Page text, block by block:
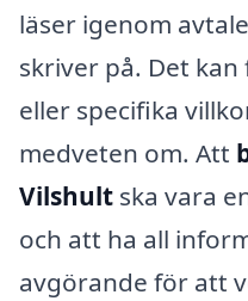
läser igenom
skriver på. Det
eller specifika
medveten om. Att
Vilshult ska vara
och att ha all
avgörande för att